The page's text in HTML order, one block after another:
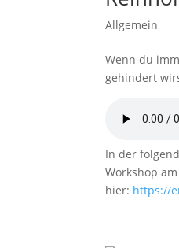
Allgemein
Wenn du
gehindert
In der
Workshop
hier: https://